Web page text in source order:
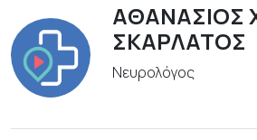
ΑΘΑΝΑΣΙΟΣ
ΣΚΑΡΛΑΤΟΣ
Νευρολόγος